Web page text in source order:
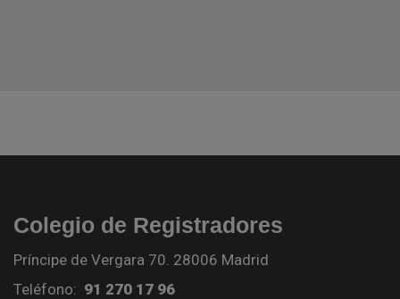
Colegio de Registradores
Príncipe de Vergara 70. 28006 Madrid
Teléfono: 91 270 17 96